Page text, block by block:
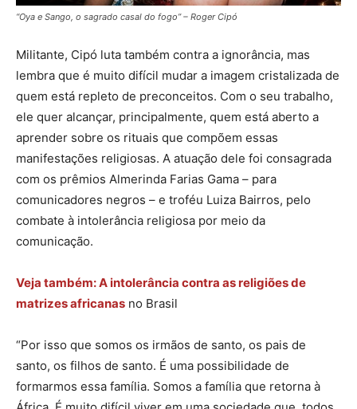
“Oya e Sango, o sagrado casal do fogo” – Roger Cipó
Militante, Cipó luta também contra a ignorância, mas
lembra que é muito difícil mudar a imagem cristalizada de
quem está repleto de preconceitos. Com o seu trabalho,
ele quer alcançar, principalmente, quem está aberto a
aprender sobre os rituais que compõem essas
manifestações religiosas. A atuação dele foi consagrada
com os prêmios Almerinda Farias Gama – para
comunicadores negros – e troféu Luiza Bairros, pelo
combate à intolerância religiosa por meio da
comunicação.
Veja também: A intolerância contra as religiões de
matrizes africanas no Brasil
“Por isso que somos os irmãos de santo, os pais de
santo, os filhos de santo. É uma possibilidade de
formarmos essa família. Somos a família que retorna à